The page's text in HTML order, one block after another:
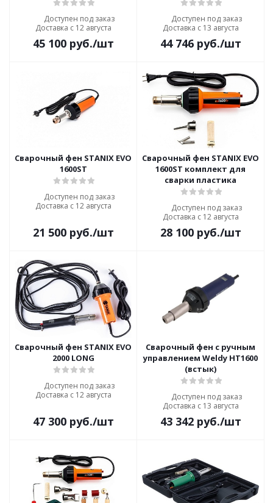
Доступен под заказ
Доставка с 12 августа
45 100руб./шт
Доступен под заказ
Доставка с 13 августа
44 746руб./шт
Сварочный фен STANIX EVO
1600ST
Доступен под заказ
Доставка с 12 августа
21 500руб./шт
Сварочный фен STANIX EVO
1600ST комплект для
сварки пластика
Доступен под заказ
Доставка с 12 августа
28 100руб./шт
Сварочный фен STANIX EVO
2000 LONG
Доступен под заказ
Доставка с 12 августа
47 300руб./шт
Сварочный фен с ручным
управлением Weldy HT1600
(встык)
Доступен под заказ
Доставка с 13 августа
43 342руб./шт